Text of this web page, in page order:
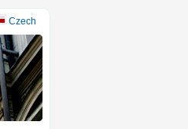
Czech